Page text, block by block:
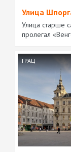
Улица
Улица старше
пролегал
ГРАЦ